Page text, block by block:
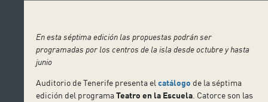
En esta séptima edición las propuestas podrán ser
programadas por los centros de la isla desde octubre y hasta
junio
Auditorio de Tenerife presenta elcatálogo de la séptima
edición del programaTeatro en la Escuela . Catorce son las